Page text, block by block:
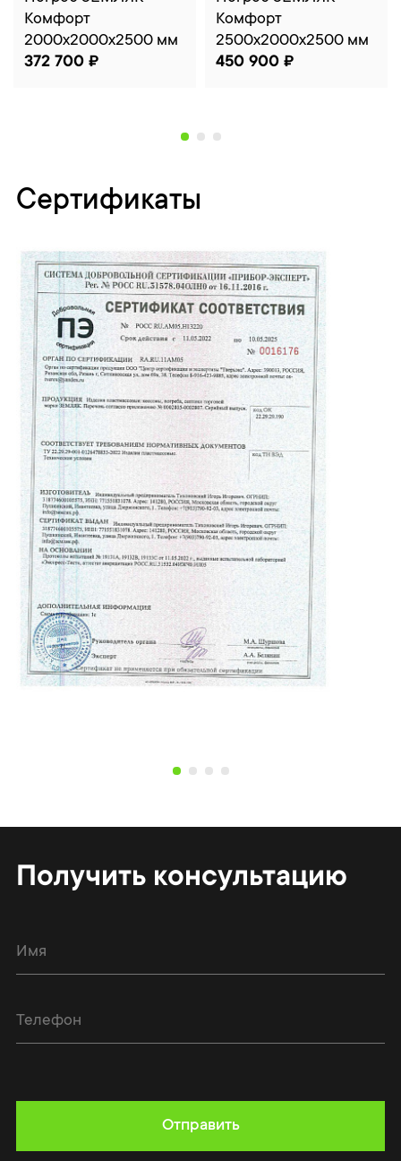
Комфорт
2000x2000x2500 мм
372 700 ₽
Комфорт
2500x2000x2500 мм
450 900 ₽
Сертификаты
Получить консультацию
Отправить